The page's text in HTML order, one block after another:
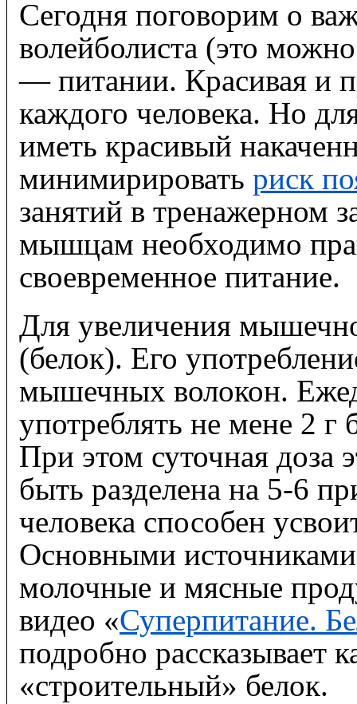
Сегодня поговорим о
волейболиста (это
— питании. Красивая и
каждого человека. Но
иметь красивый
минимиpировать риск
занятий в тренажерном
мышцам необходимо
своевременное питание.
Для увеличения
(белок). Его
мышечных волокон.
употреблять не мене 2 г
При этом суточная доза
быть разделена на 5-6
человека способен
Основными
молочные и мясные
видео «Суперпитание.
подробно рассказывает
«строительный» белок.